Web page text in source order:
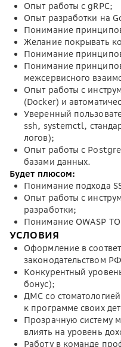
Опыт работы с gRPC;
Опыт разработки на
Понимание принципов
Желание покрывать
Понимание
Понимание
межсервисного
Опыт работы с
(Docker) и
Уверенный
ssh, systemctl,
логов);
Опыт работы с
базами данных.
Будет плюсом:
Понимание подхода
Опыт работы с
разработки;
Понимание OWASP
УСЛОВИЯ
Оформление в
законодательством
Конкурентный
бонус);
ДМС со
к программе своих
Прозрачную систему
влиять на уровень
Работу в команде